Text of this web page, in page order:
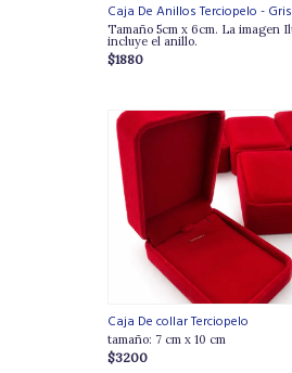
Caja De Anillos Terciopelo - Gris
Tamaño 5cm x 6cm. La imagen
incluye el anillo.
$1880
Caja De collar Terciopelo
tamaño: 7 cm x 10 cm
$3200